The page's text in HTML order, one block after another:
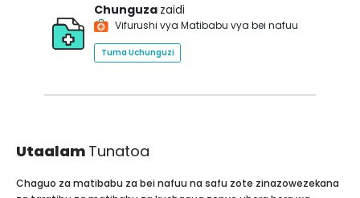
Chunguza zaidi
Vifurushi vya Matibabu vya bei nafuu
Tuma Uchunguzi
Utaalam Tunatoa
Chaguo za matibabu za bei nafuu na safu zote zinazowezekana